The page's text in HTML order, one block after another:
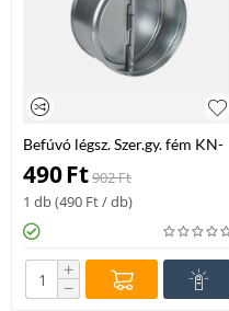
Befúvó légsz. Szer.gy. fém KN-
RM-080
490Ft902Ft
1 db (490 Ft/ db)
+
−